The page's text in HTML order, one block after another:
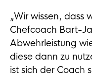
„Wir wissen, dass
Chefcoach Bart-
Abwehrleistung
diese dann zu
ist sich der Coach